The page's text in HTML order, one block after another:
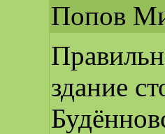
Попов
здание